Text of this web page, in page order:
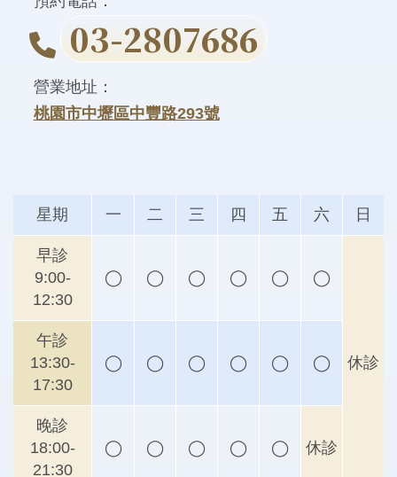
03-2807686
桃園市中壢區中豐路293號
星期 一 二 三 四 五 六 日
早診
9:00-
12:30
◯ ◯ ◯ ◯ ◯ ◯
休診
午診
13:30-
17:30
◯ ◯ ◯ ◯ ◯ ◯
晚診
18:00-
21:30
◯ ◯ ◯ ◯ ◯ 休診